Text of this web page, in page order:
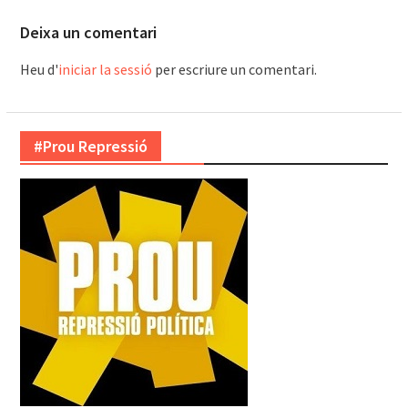
Deixa un comentari
Heu d'iniciar la sessió per escriure un comentari.
#Prou Repressió